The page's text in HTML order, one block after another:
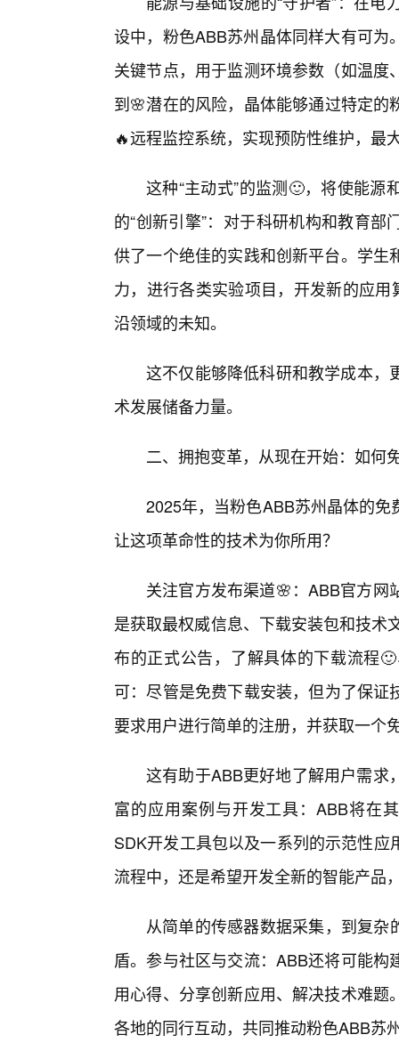
设中，粉色ABB苏州晶体同样大有可
关键节点，用于监测环境参数（如温
到🌸潜在的风险，晶体能够通过特定
🔥远程监控系统，实现预防性维护，最
这种“主动式”的监测🙂，将使能
的“创新引擎”：对于科研机构和教育
供了一个绝佳的实践和创新平台。学
力，进行各类实验项目，开发新的应
沿领域的未知。
这不仅能够降低科研和教学成本，
术发展储备力量。
二、拥抱变革，从现在开始：如何
2025年，当粉色ABB苏州晶体的
让这项革命性的技术为你所用？
关注官方发布渠道🌸：ABB官方
是获取最权威信息、下载安装包和技术
布的正式公告，了解具体的下载流程
可：尽管是免费下载安装，但为了保
要求用户进行简单的注册，并获取一个
这有助于ABB更好地了解用户需求
富的应用案例与开发工具：ABB将在
SDK开发工具包以及一系列的示范性
流程中，还是希望开发全新的智能产品
从简单的传感器数据采集，到复
盾。参与社区与交流：ABB还将可能
用心得、分享创新应用、解决技术难
各地的同行互动，共同推动粉色ABB苏